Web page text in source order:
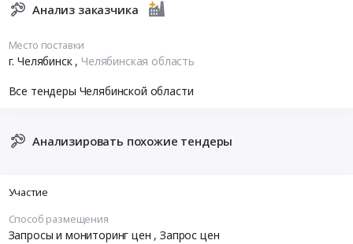
Анализ заказчика
Место поставки
г. Челябинск , Челябинская область
Все тендеры Челябинской области
Анализировать похожие тендеры
Участие
Способ размещения
Запросы и мониторинг цен , Запрос цен